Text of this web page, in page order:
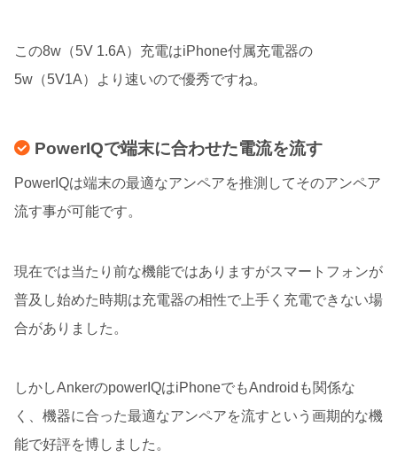
この8w（5V 1.6A）充電はiPhone付属充電器の
5w（5V1A）より速いので優秀ですね。
PowerIQで端末に合わせた電流を流す
PowerIQは端末の最適なアンペアを推測してそのアンペア
流す事が可能です。
現在では当たり前な機能ではありますがスマートフォンが
普及し始めた時期は充電器の相性で上手く充電できない場
合がありました。
しかしAnkerのpowerIQはiPhoneでもAndroidも関係な
く、機器に合った最適なアンペアを流すという画期的な機
能で好評を博しました。